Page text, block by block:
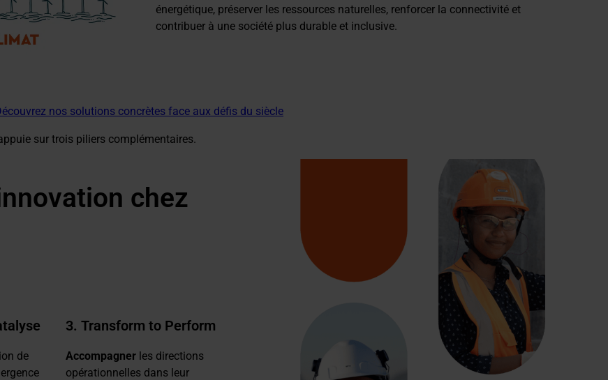
énergétique, préserver les ressources naturelles, renforcer la connectivité et
contribuer à une société plus durable et inclusive.
nos solutions concrètes face aux défis du siècle
sur trois piliers complémentaires.
chez
de
3. Transform to Perform
Accompagner les directions
opérationnelles dans leur